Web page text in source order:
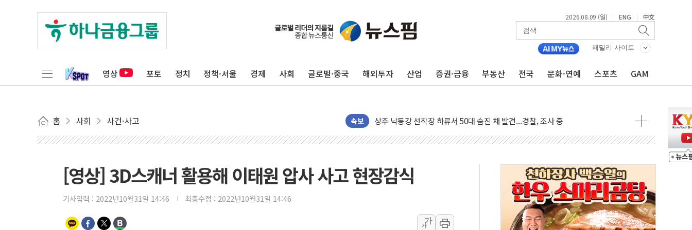
2026.08.09 (일) | ENG | 中文
패밀리 사이트
영상 포토 정치 정책·서울 경제 사회 글로벌·중국 해외투자 산업 증권·금융 부동산 전국 문화·연예 스포츠 GAM
홈 사회 사건·사고 속보
평택 진위면 공장서 질식사고 발생…작업자 1명 숨져
상주 낙동강 선착장 하류서 50대 숨진 채 발견...경찰, 조사 중
[종합] 김민석, 정청래에 누적 1.48%p 차 선두 유지...金 46.01% vs 鄭 44.53%
인천서 말다툼 중 어머니 살해 10대 구속…범행 후 반려견도 죽여
김민석, 강원·대구·경북 경선서 정청래에 승리…金 48.54% vs 鄭 44.40%
[속보] 민주, 강원·대구·경북 경선 결과...김민석 48.54% 정청래 44.40%
[속보] 민주, 경북 경선 결과 발표...김민석 47.37% 정청래 45.71% 송영길 6.92%
[영상] 3D스캐너 활용해 이태원 압사 사고 현장감식
기사입력 : 2022년10월31일 14:46 최종수정 : 2022년10월31일 14:46
가
가